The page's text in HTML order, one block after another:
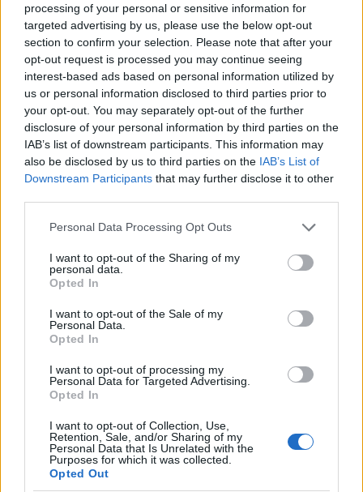
processing of your personal or sensitive information for
targeted advertising by us, please use the below opt-out
section to confirm your selection. Please note that after your
opt-out request is processed you may continue seeing
interest-based ads based on personal information utilized by
us or personal information disclosed to third parties prior to
your opt-out. You may separately opt-out of the further
disclosure of your personal information by third parties on the
IAB’s list of downstream participants. This information may
also be disclosed by us to third parties on the IAB’s List of
Downstream Participants that may further disclose it to other
Please note that this website/app uses one or more Google
not limited to your visit or usage behaviour. You may click to
grant or deny consent to Google and its third-party tags to
use your data for below specified purposes in below Google
consent section.
Personal Data Processing Opt Outs
I want to opt-out of the Sharing of my
personal data.
Opted In
I want to opt-out of the Sale of my
Personal Data.
Opted In
I want to opt-out of processing my
Personal Data for Targeted Advertising.
Opted In
I want to opt-out of Collection, Use,
Retention, Sale, and/or Sharing of my
Personal Data that Is Unrelated with the
Purposes for which it was collected.
Opted Out
tempo, possono fare davvero la differenza.
Utilizzare strumenti visivi, come liste e promemoria,
può aiutare a mantenere il focus e ridurre l’ansia
quotidiana. Ti sei mai chiesta come piccoli
cambiamenti possano influenzare la tua giornata?
Inoltre, è importante che i caregiver e le famiglie
adottino strategie per supportare i bambini. Creare
una routine strutturata, incoraggiare attività fisiche
regolari e instaurare un dialogo aperto sulle
emozioni può contribuire enormemente al
benessere del bambino. Non dimentichiamo che la
comunicazione è fondamentale: parlando dei propri
ridurre le incomprensioni e migliorare le relazioni.
Hai mai pensato a quanto possa essere liberatorio
condividere le proprie esperienze?
Se pensi che tu o una persona a te cara possa
avere ADHD, non aspettare! Cercare aiuto è il primo
passo verso un futuro migliore. Ricorda, la strada
può essere difficile, ma il supporto è disponibile e